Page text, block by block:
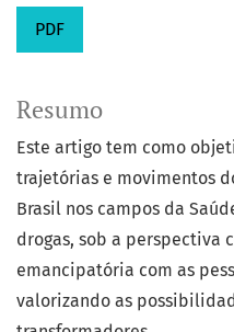
PDF
Resumo
Este artigo tem como
trajetórias e movimentos
Brasil nos campos da
drogas, sob a perspectiva
emancipatória com as
valorizando as